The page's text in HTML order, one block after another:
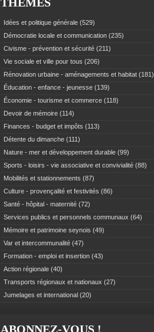
Idées et politique générale (529)
Démocratie locale et communication (235)
Civisme - prévention et sécurité (211)
Vie sociale et ville pour tous (206)
Rénovation urbaine - aménagements et habitat (181)
Éducation - enfance - jeunesse (139)
Économie - tourisme et commerce (118)
Devoir de mémoire (114)
Finances - budget et impôts (113)
Détente du dimanche (111)
Nature - mer et développement durable (99)
Sports - loisirs - vie associative et convivialité (88)
Mobilités et stationnements (87)
Culture - provençalité et festivités (86)
Santé - hôpital - maternité (72)
Services publics et personnels communaux (64)
Mémoire et patrimoine seynois (49)
Var et intercommunalité (47)
Formation - emploi et insertion (43)
Action régionale (40)
Transports régionaux et nationaux (27)
Jumelages et international (20)
ABONNEZ-VOUS !